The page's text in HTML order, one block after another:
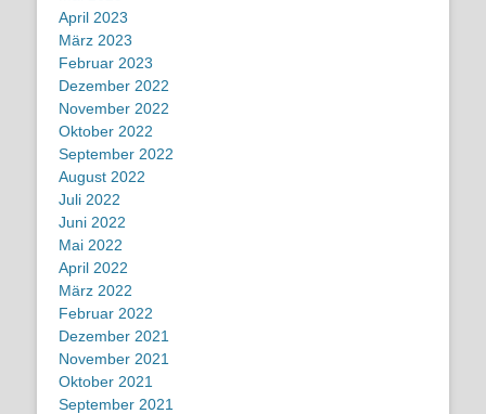
April 2023
März 2023
Februar 2023
Dezember 2022
November 2022
Oktober 2022
September 2022
August 2022
Juli 2022
Juni 2022
Mai 2022
April 2022
März 2022
Februar 2022
Dezember 2021
November 2021
Oktober 2021
September 2021